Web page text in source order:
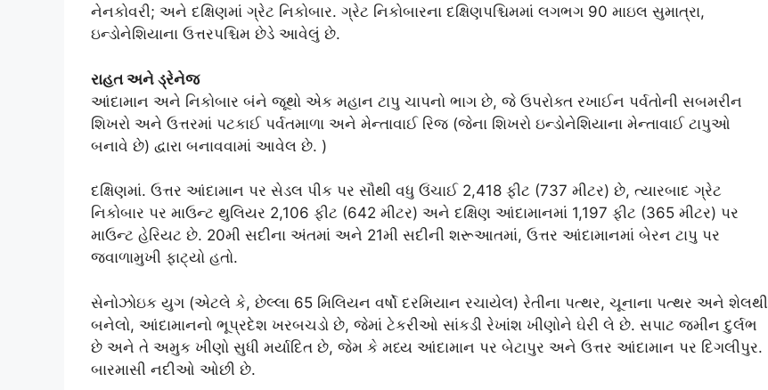
નેનકોવરી; અને દક્ષિણમાં ગ્રેટ નિકોબાર. ગ્રેટ નિકોબારના દક્ષિણપશ્ચિમમાં લગભગ 90 માઇલ સુમાત્રા,
ઇન્ડોનેશિયાના ઉત્તરપશ્ચિમ છેડે આવેલું છે.
રાહત અને ડ્રેનેજ
આંદામાન અને નિકોબાર બંને જૂથો એક મહાન ટાપુ ચાપનો ભાગ છે, જે ઉપરોક્ત રખાઈન પર્વતોની સબમરીન
શિખરો અને ઉત્તરમાં પટકાઈ પર્વતમાળા અને મેન્તાવાઈ રિજ (જેના શિખરો ઇન્ડોનેશિયાના મેન્તાવાઈ ટાપુઓ
બનાવે છે) દ્વારા બનાવવામાં આવેલ છે. )
દક્ષિણમાં. ઉત્તર આંદામાન પર સેડલ પીક પર સૌથી વધુ ઉંચાઈ 2,418 ફીટ (737 મીટર) છે, ત્યારબાદ ગ્રેટ
નિકોબાર પર માઉન્ટ થુલિયર 2,106 ફીટ (642 મીટર) અને દક્ષિણ આંદામાનમાં 1,197 ફીટ (365 મીટર) પર
માઉન્ટ હેરિયટ છે. 20મી સદીના અંતમાં અને 21મી સદીની શરૂઆતમાં, ઉત્તર આંદામાનમાં બેરન ટાપુ પર
જ્વાળામુખી ફાટ્યો હતો.
સેનોઝોઇક યુગ (એટલે ​​​​કે, છેલ્લા 65 મિલિયન વર્ષો દરમિયાન રચાયેલ) રેતીના પત્થર, ચૂનાના પત્થર અને શેલથી
બનેલો, આંદામાનનો ભૂપ્રદેશ ખરબચડો છે, જેમાં ટેકરીઓ સાંકડી રેખાંશ ખીણોને ઘેરી લે છે. સપાટ જમીન દુર્લભ
છે અને તે અમુક ખીણો સુધી મર્યાદિત છે, જેમ કે મધ્ય આંદામાન પર બેટાપુર અને ઉત્તર આંદામાન પર દિગલીપુર.
બારમાસી નદીઓ ઓછી છે.